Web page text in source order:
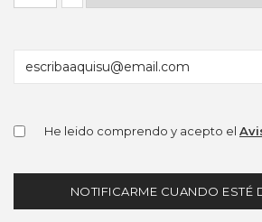
He leido comprendo y acepto el
NOTIFICARME CUANDO ESTÉ